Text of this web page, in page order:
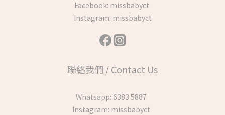
Facebook: missbabyct
Instagram: missbabyct
聯絡我們 / Contact Us
Whatsapp: 6383 5887
Instagram: missbabyct